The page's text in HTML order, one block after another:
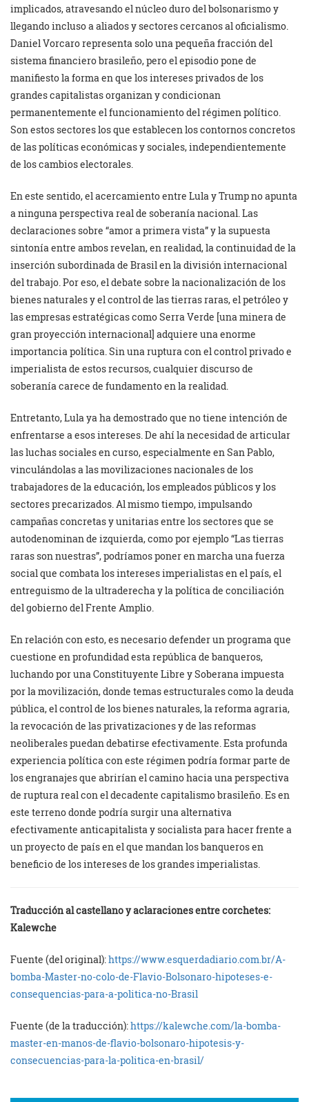
implicados, atravesando el núcleo duro del bolsonarismo y
llegando incluso a aliados y sectores cercanos al oficialismo.
Daniel Vorcaro representa solo una pequeña fracción del
sistema financiero brasileño, pero el episodio pone de
manifiesto la forma en que los intereses privados de los
grandes capitalistas organizan y condicionan
permanentemente el funcionamiento del régimen político.
Son estos sectores los que establecen los contornos concretos
de las políticas económicas y sociales, independientemente
de los cambios electorales.
En este sentido, el acercamiento entre Lula y Trump no apunta
a ninguna perspectiva real de soberanía nacional. Las
declaraciones sobre “amor a primera vista” y la supuesta
sintonía entre ambos revelan, en realidad, la continuidad de la
inserción subordinada de Brasil en la división internacional
del trabajo. Por eso, el debate sobre la nacionalización de los
bienes naturales y el control de las tierras raras, el petróleo y
las empresas estratégicas como Serra Verde [una minera de
gran proyección internacional] adquiere una enorme
importancia política. Sin una ruptura con el control privado e
imperialista de estos recursos, cualquier discurso de
soberanía carece de fundamento en la realidad.
Entretanto, Lula ya ha demostrado que no tiene intención de
enfrentarse a esos intereses. De ahí la necesidad de articular
las luchas sociales en curso, especialmente en San Pablo,
vinculándolas a las movilizaciones nacionales de los
trabajadores de la educación, los empleados públicos y los
sectores precarizados. Al mismo tiempo, impulsando
campañas concretas y unitarias entre los sectores que se
autodenominan de izquierda, como por ejemplo “Las tierras
raras son nuestras”, podríamos poner en marcha una fuerza
social que combata los intereses imperialistas en el país, el
entreguismo de la ultraderecha y la política de conciliación
del gobierno del Frente Amplio.
En relación con esto, es necesario defender un programa que
cuestione en profundidad esta república de banqueros,
luchando por una Constituyente Libre y Soberana impuesta
por la movilización, donde temas estructurales como la deuda
pública, el control de los bienes naturales, la reforma agraria,
la revocación de las privatizaciones y de las reformas
neoliberales puedan debatirse efectivamente. Esta profunda
experiencia política con este régimen podría formar parte de
los engranajes que abrirían el camino hacia una perspectiva
de ruptura real con el decadente capitalismo brasileño. Es en
este terreno donde podría surgir una alternativa
efectivamente anticapitalista y socialista para hacer frente a
un proyecto de país en el que mandan los banqueros en
beneficio de los intereses de los grandes imperialistas.
Traducción al castellano y aclaraciones entre corchetes:
Kalewche
Fuente (del original):https://www.esquerdadiario.com.br/A-
bomba-Master-no-colo-de-Flavio-Bolsonaro-hipoteses-e-
consequencias-para-a-politica-no-Brasil
Fuente (de la traducción):https://kalewche.com/la-bomba-
master-en-manos-de-flavio-bolsonaro-hipotesis-y-
consecuencias-para-la-politica-en-brasil/